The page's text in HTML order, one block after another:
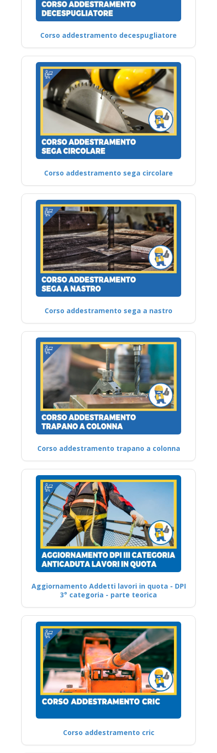
Corso addestramento decespugliatore
Corso addestramento sega circolare
Corso addestramento sega a nastro
Corso addestramento trapano a colonna
Aggiornamento Addetti lavori in quota - DPI
3° categoria - parte teorica
Corso addestramento cric